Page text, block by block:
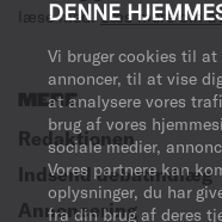
DENNE
Vi bruger cookies til
annoncer, til at vise
at analysere vores
brug af vores
sociale medier,
Vores partnere kan
oplysninger, du har
fra din brug af deres
læse med.Læs mere om
MERE
Redaktionen
Indsend debatindlæg
Annoncering